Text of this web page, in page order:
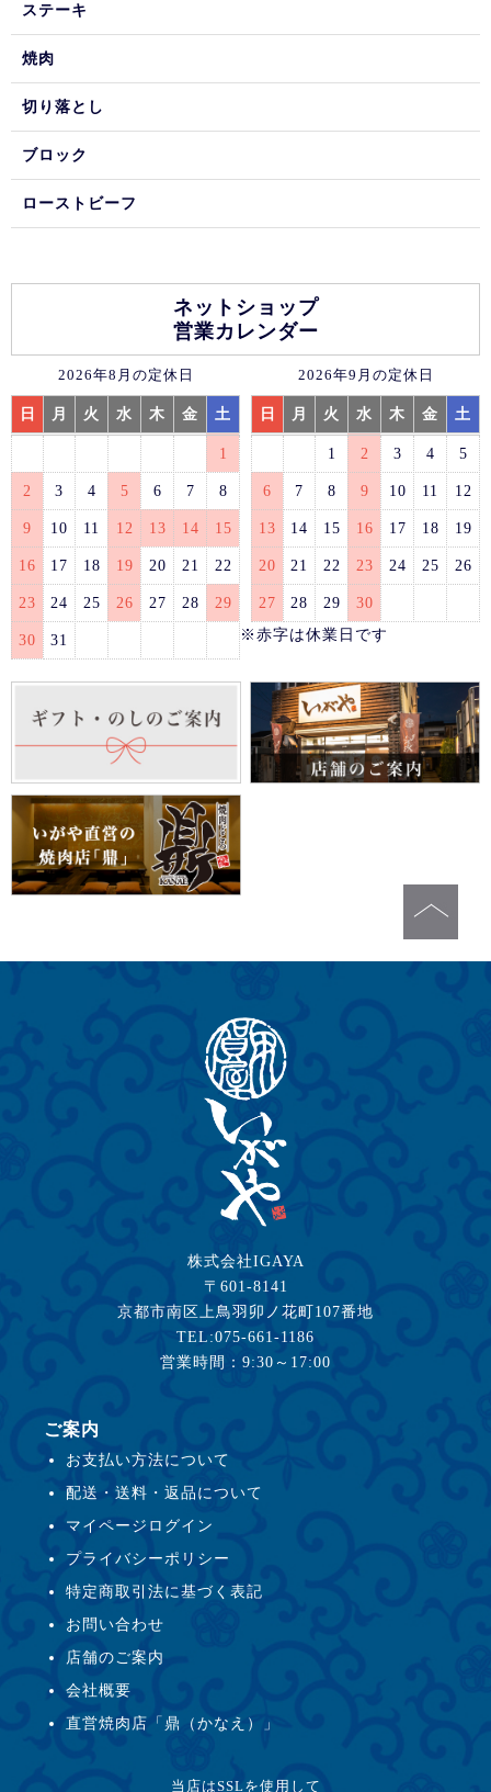
ステーキ
焼肉
切り落とし
ブロック
ローストビーフ
ネットショップ
営業カレンダー
2026年8月の定休日
日 月 火 水 木 金 土
1
2 3 4 5 6 7 8
9 10 11 12 13 14 15
16 17 18 19 20 21 22
23 24 25 26 27 28 29
30 31
2026年9月の定休日
日 月 火 水 木 金 土
1 2 3 4 5
6 7 8 9 10 11 12
13 14 15 16 17 18 19
20 21 22 23 24 25 26
27 28 29
30
※赤字は休業日です
株式会社IGAYA
〒601-8141
京都市南区上鳥羽卯ノ花町107番地
TEL:075-661-1186
営業時間：9:30～17:00
ご案内
お支払い方法について
配送・送料・返品について
マイページログイン
プライバシーポリシー
特定商取引法に基づく表記
お問い合わせ
店舗のご案内
会社概要
直営焼肉店「鼎（かなえ）」
当店はSSLを使用して